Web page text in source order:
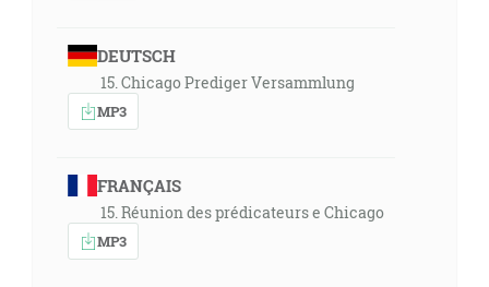
DEUTSCH
15. Chicago Prediger Versammlung
MP3
FRANÇAIS
15. Réunion des prédicateurs e Chicago
MP3